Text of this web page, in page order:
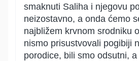
smaknuti Saliha i njegovu
neizostavno, a onda ćemo
najbližem krvnom srodniku
nismo prisustvovali pogibiji
porodice, bili smo odsutni, a